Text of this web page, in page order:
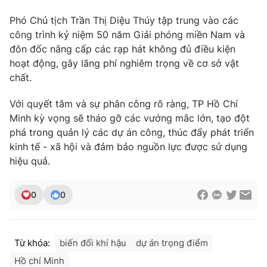
THỜI BÁO VTV
Theo dõi báo trên
Cơ quan chủ quản:Đài Truyền hình Việt Nam
Cơ quan báo chí:
Giấy phép hoạt động báo in và báo điện tử số 483/GP-BTTTT
cấp ngày 29/12/2023
Nguyễn Trọng Ninh
Tổng đài VTV:
Phó Chủ tịch Trần Thị Diệu Thúy tập trung vào các
công trình kỷ niệm 50 năm Giải phóng miền Nam và
đôn đốc nâng cấp các rạp hát không đủ điều kiện
hoạt động, gây lãng phí nghiêm trọng về cơ sở vật
chất.
Với quyết tâm và sự phân công rõ ràng, TP Hồ Chí
Minh kỳ vọng sẽ tháo gỡ các vướng mắc lớn, tạo đột
phá trong quản lý các dự án công, thúc đẩy phát triển
kinh tế - xã hội và đảm bảo nguồn lực được sử dụng
hiệu quả.
0 0
Từ khóa: biến đổi khí hậu
dự án trọng điểm
Hồ chí Minh